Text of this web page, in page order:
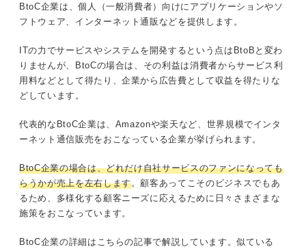
BtoC企業は、個人（一般消費者）向けにアプリケーションやソ
フトウェア、インターネット通販などを提供します。
ITの力でサービスやシステムを開発するという点はBtoBと変わ
りませんが、BtoCの場合は、その利益は消費者からサービス利
用料などとして得たり、企業から広告費として収益を得たりな
どしています。
代表的なBtoC企業は、Amazonや楽天など、世界規模でインタ
ーネット通信販売をおこなっている企業が挙げられます。
BtoC企業の場合は、どれだけ自社サービスのファンになっても
らうかが売上を左右します。顧客あってこそのビジネスでもあ
るため、多様化する顧客ニーズに応えるために日々さまざまな
施策をおこなっています。
BtoC企業の詳細はこちらの記事で解説しています。似ている